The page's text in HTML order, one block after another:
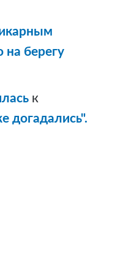
на берегу
к
догадались".